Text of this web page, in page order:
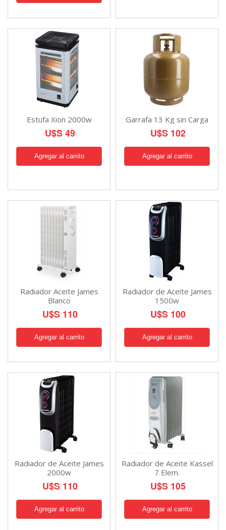
Estufa Xion 2000w
U$S 49
Garrafa 13 Kg sin Carga
U$S 102
Radiador Aceite James
Blanco
U$S 110
Radiador de Aceite James
1500w
U$S 100
Radiador de Aceite James
2000w
U$S 110
Radiador de Aceite Kassel
7 Elem.
U$S 105